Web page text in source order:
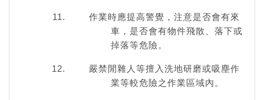
作業時應提高警覺，注意是否會有來
車，是否會有物件飛散、落下或
掉落等危險。
嚴禁閒雜人等擅入洗地研磨或吸塵作
業等較危險之作業區域內。